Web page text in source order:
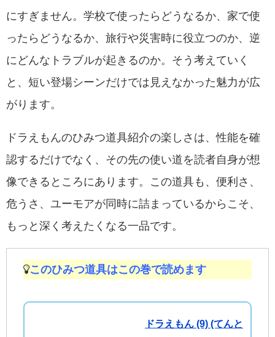
にすぎません。学校で使ったらどうなるか、家で使
ったらどうなるか、旅行や災害時に役立つのか、逆
にどんなトラブルが起きるのか。そう考えていく
と、短い登場シーンだけでは見えなかった魅力が広
がります。
ドラえもんのひみつ道具紹介の楽しさは、性能を確
認するだけでなく、その先の使い道を読者自身が想
像できるところにあります。この道具も、便利さ、
危うさ、ユーモアが同時に詰まっているからこそ、
もっと深く考えたくなる一品です。
このひみつ道具はこの巻で読めます
ドラえもん (9) (てんと